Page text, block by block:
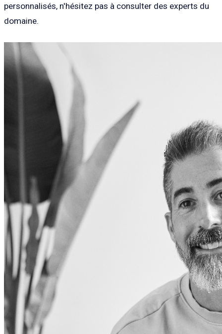
personnalisés, n'hésitez pas à consulter des experts du
domaine.